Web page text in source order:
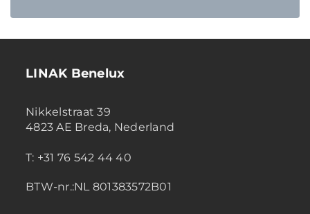
LINAK Benelux
Nikkelstraat 39
4823 AE Breda, Nederland
T: +31 76 542 44 40
BTW-nr.:NL 801383572B01